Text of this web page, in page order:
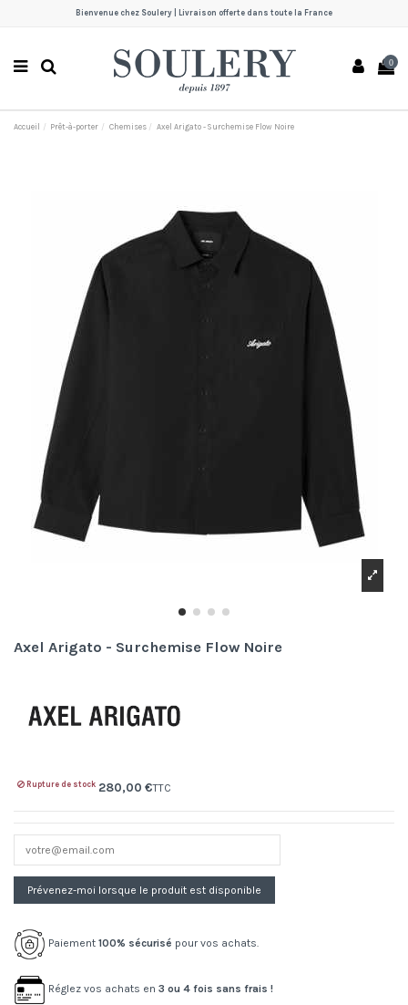
Bienvenue chez Soulery | Livraison offerte dans toute la France
0
Accueil Prêt-à-porter Chemises Axel Arigato - Surchemise Flow Noire
Axel Arigato - Surchemise Flow Noire
Rupture de stock 280,00 €TTC
Paiement 100% sécurisé pour vos achats.
Réglez vos achats en 3 ou 4 fois sans frais !